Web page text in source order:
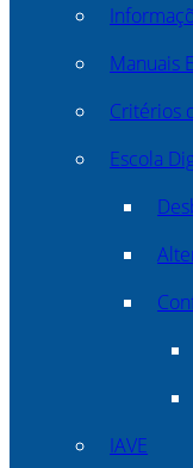
Manuais
Critérios
Escola
IAVE